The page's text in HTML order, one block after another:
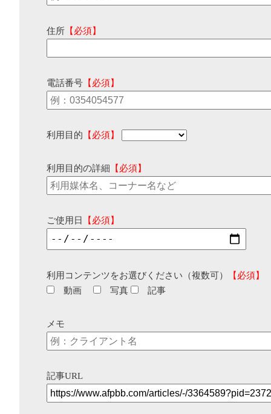
住所 【必須】
電話番号 【必須】
利用目的 【必須】
利用目的の詳細 【必須】
ご使用日 【必須】
利用コンテンツをお選びください（複数可）
【必須】
動画
写真 記事
メモ
記事URL